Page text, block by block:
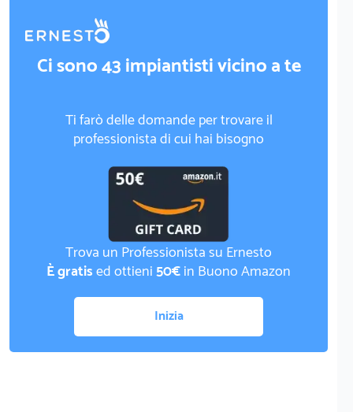
Ci sono 43 impiantisti vicino a te
Ti farò delle domande per trovare il
professionista di cui hai bisogno
Trova un Professionista su Ernesto
È gratised ottieni50€in Buono Amazon
Inizia